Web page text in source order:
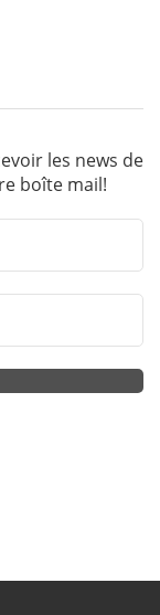
les news de
boîte mail!